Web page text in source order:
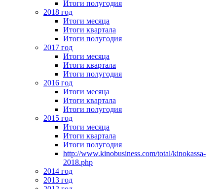
Итоги полугодия
2018 год
Итоги месяца
Итоги квартала
Итоги полугодия
2017 год
Итоги месяца
Итоги квартала
Итоги полугодия
2016 год
Итоги месяца
Итоги квартала
Итоги полугодия
2015 год
Итоги месяца
Итоги квартала
Итоги полугодия
http://www.kinobusiness.com/total/kinokassa-
2018.php
2014 год
2013 год